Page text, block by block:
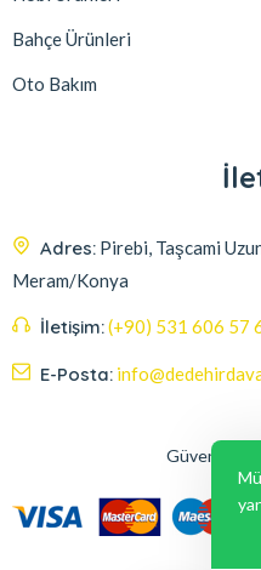
Bahçe Ürünleri
Oto Bakım
Adres: Pirebi, Taşcami
Meram/Konya
İletişim:(+90) 531 606 57
E-Posta:
Güvenli